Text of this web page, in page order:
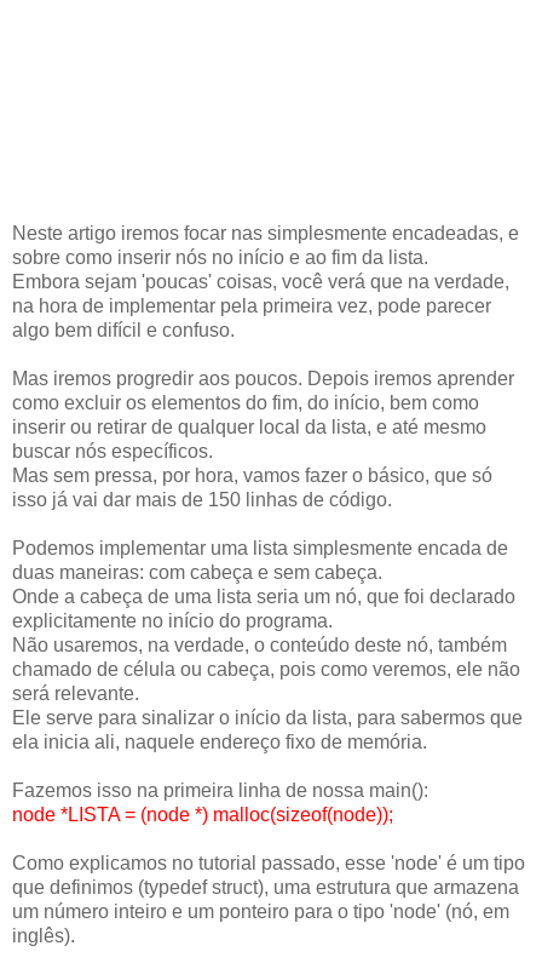
Neste artigo iremos focar nas simplesmente encadeadas, e
sobre como inserir nós no início e ao fim da lista.
Embora sejam 'poucas' coisas, você verá que na verdade,
na hora de implementar pela primeira vez, pode parecer
algo bem difícil e confuso.
Mas iremos progredir aos poucos. Depois iremos aprender
como excluir os elementos do fim, do início, bem como
inserir ou retirar de qualquer local da lista, e até mesmo
buscar nós específicos.
Mas sem pressa, por hora, vamos fazer o básico, que só
isso já vai dar mais de 150 linhas de código.
Podemos implementar uma lista simplesmente encada de
duas maneiras: com cabeça e sem cabeça.
Onde a cabeça de uma lista seria um nó, que foi declarado
explicitamente no início do programa.
Não usaremos, na verdade, o conteúdo deste nó, também
chamado de célula ou cabeça, pois como veremos, ele não
será relevante.
Ele serve para sinalizar o início da lista, para sabermos que
ela inicia ali, naquele endereço fixo de memória.
Fazemos isso na primeira linha de nossa main():
node *LISTA = (node *) malloc(sizeof(node));
Como explicamos no tutorial passado, esse 'node' é um tipo
que definimos (typedef struct), uma estrutura que armazena
um número inteiro e um ponteiro para o tipo 'node' (nó, em
inglês).